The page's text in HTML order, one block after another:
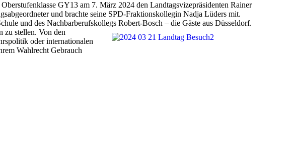
GY13 am 7. März 2024 den Landtagsvizepräsidenten Rainer
und brachte seine SPD-Fraktionskollegin Nadja Lüders mit.
und des Nachbarberufskollegs Robert-Bosch – die Gäste aus Düsseldorf.
zu stellen. Von den
oder internationalen
Wahlrecht Gebrauch